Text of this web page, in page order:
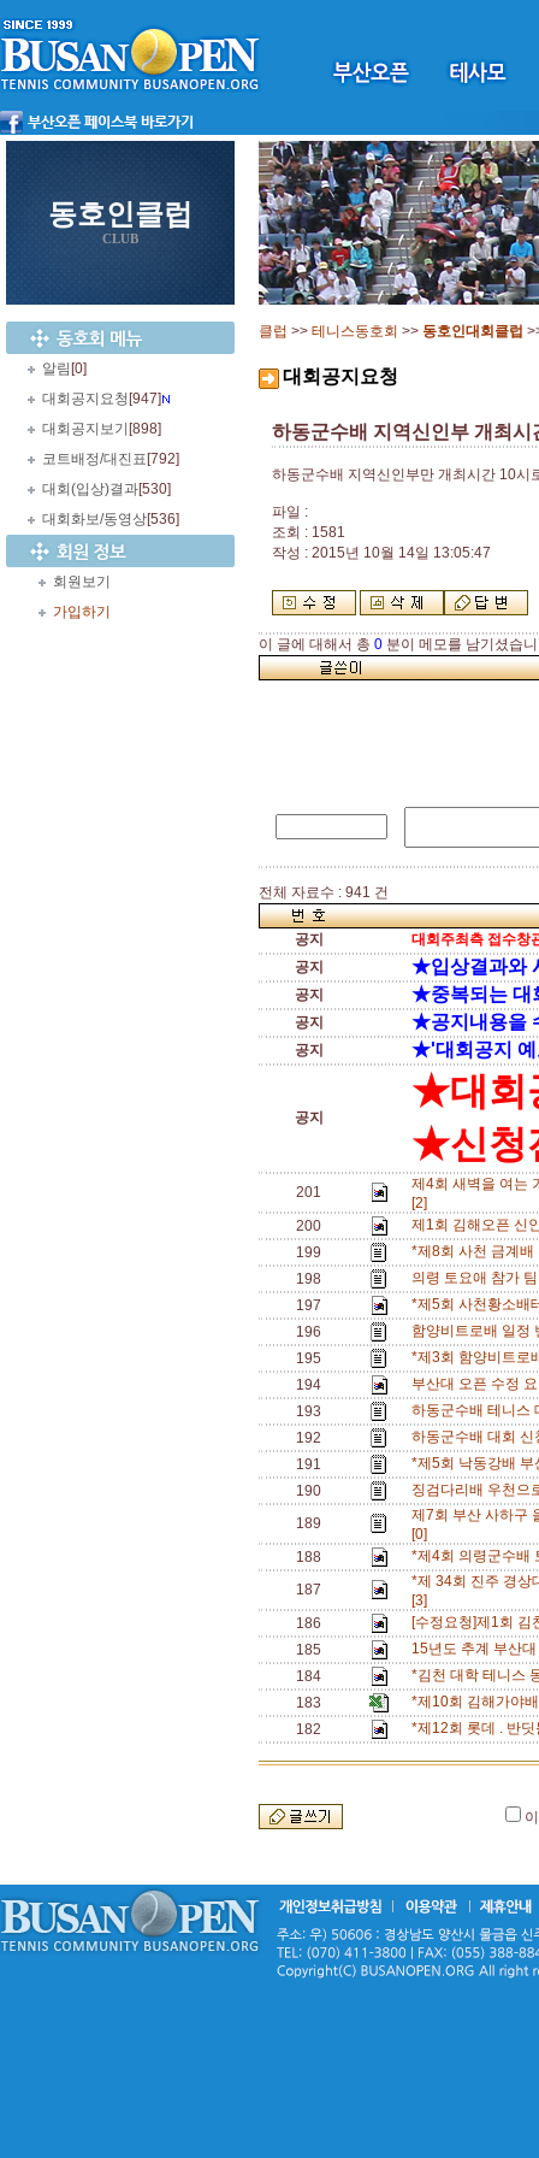
동호인클럽
CLUB
알림 [0]
대회공지요청 [947]
대회공지보기 [898]
코트배정/대진표 [792]
대회(입상)결과[530]
대회화보/동영상[536]
회원보기
가입하기
클럽 >> 테니스동호회 >> 동호인대회클럽
대회공지요청
하동군수배 지역신인부 개최
하동군수배 지역신인부만 개최시간 10시
파일 :
조회 : 1581
작성 : 2015년 10월 14일 13:05:47
이 글에 대해서 총 0 분이 메모를 남기셨습
전체 자료수 : 941 건
공지
대회주최측 접수창
공지
★입상결과와
공지 ★중복되는 대
공지 ★공지내용을
공지 ★'대회공지 예
공지
★대회
★신청
201
제4회 새벽을 여는
[2]
200
제1회 김해오픈 신
199
*제8회 사천 금계
198
의령 토요애 참가
197
*제5회 사천황소배
196
함양비트로배 일정
195
*제3회 함양비트로
194
부산대 오픈 수정
193
하동군수배 테니스
192
하동군수배 대회
191
*제5회 낙동강배
190
징검다리배 우천
189
제7회 부산 사하구
[0]
188
*제4회 의령군수배
187
*제 34회 진주 경상
[3]
186
[수정요청]제1회
185
15년도 추계 부산
184
*김천 대학 테니스
183
*제10회 김해가야
182
*제12회 롯데 . 반